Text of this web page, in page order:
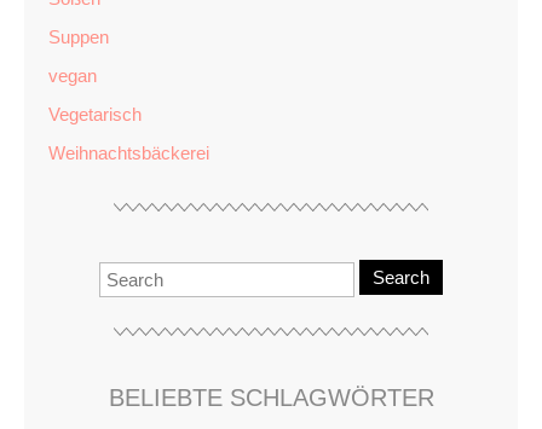
Suppen
vegan
Vegetarisch
Weihnachtsbäckerei
Search
BELIEBTE SCHLAGWÖRTER